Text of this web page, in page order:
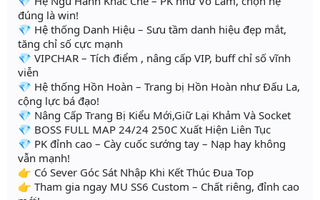
đúng là win!
💎 Hệ thống Danh Hiệu – Sưu tầm danh hiệu đẹp mắt,
tăng chỉ số cực mạnh
💎 VIPCHAR – Tích điểm , nâng cấp VIP, buff chỉ số vĩnh
viễn
💎 Hệ thống Hồn Hoàn – Trang bị Hồn Hoàn như Đấu La,
cộng lực bá đạo!
💎 Nâng Cấp Trang Bị Kiểu Mới,Giữ Lại Khảm Và Socket
💎 BOSS FULL MAP 24/24 250C Xuất Hiện Liên Tục
💎 PK đỉnh cao – Cày cuốc sướng tay – Nạp hay không
vẫn mạnh!
👉 Có Sever Góc Sát Nhập Khi Kết Thúc Đua Top
👉 Tham gia ngay MU SS6 Custom – Chất riêng, đỉnh cao